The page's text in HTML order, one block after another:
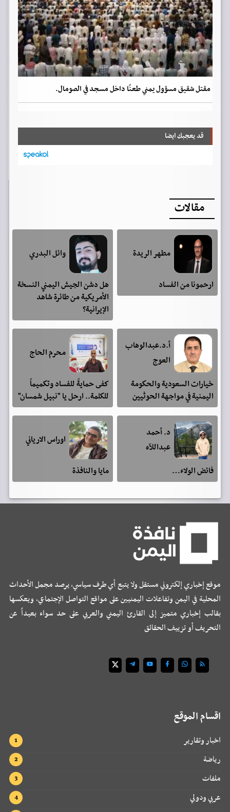
مقتل شقيق مسؤول يمني طعنًا داخل مسجد في الصومال.
قد يعجبك ايضا
مقالات
مطهر الريدة
ارحمونا من الفساد
وائل البدري
هل دشن الجيش اليمني النسخة
الأمريكية من طائرة شاهد
الإيرانية؟
أ.د.عبدالوهاب
العوج
خيارات السعودية والحكومة
اليمنية في مواجهة الحوثيين
محرم الحاج
كفى حمايةً للفساد وتكميماً
للكلمة.. ارحل يا "نبيل شمسان"
د. أحمد
عبداللآه
فائض الولاء…
اوراس الارياني
مايا والنافذة
موقع إخباري إلكتروني مستقل ولا يتبع أي طرف سياسي، يرصد مجمل الأحداث
المحلية في اليمن وتفاعلات اليمنيين على مواقع التواصل الإجتماعي، ويعكسها
بقالب إخباري متميز إلى القارئ اليمني والعربي على حد سواء بعيداً عن
التحريف أو تزييف الحقائق
اقسام الموقع
اخبار وتقارير
رياضة
ملفات
عربي ودولي